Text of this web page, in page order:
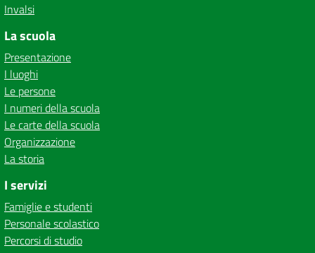
Invalsi
La scuola
Presentazione
I luoghi
Le persone
I numeri della scuola
Le carte della scuola
Organizzazione
La storia
I servizi
Famiglie e studenti
Personale scolastico
Percorsi di studio